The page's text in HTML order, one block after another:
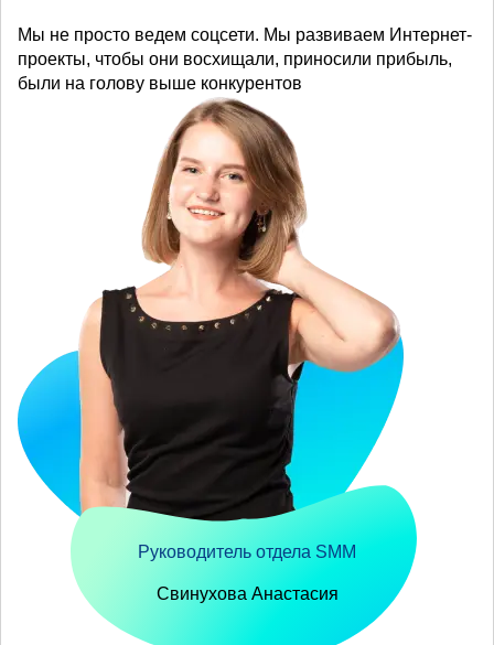
Мы не просто ведем соцсети. Мы развиваем Интернет-
проекты, чтобы они восхищали, приносили прибыль,
были на голову выше конкурентов
Руководитель отдела SMM
Свинухова Анастасия